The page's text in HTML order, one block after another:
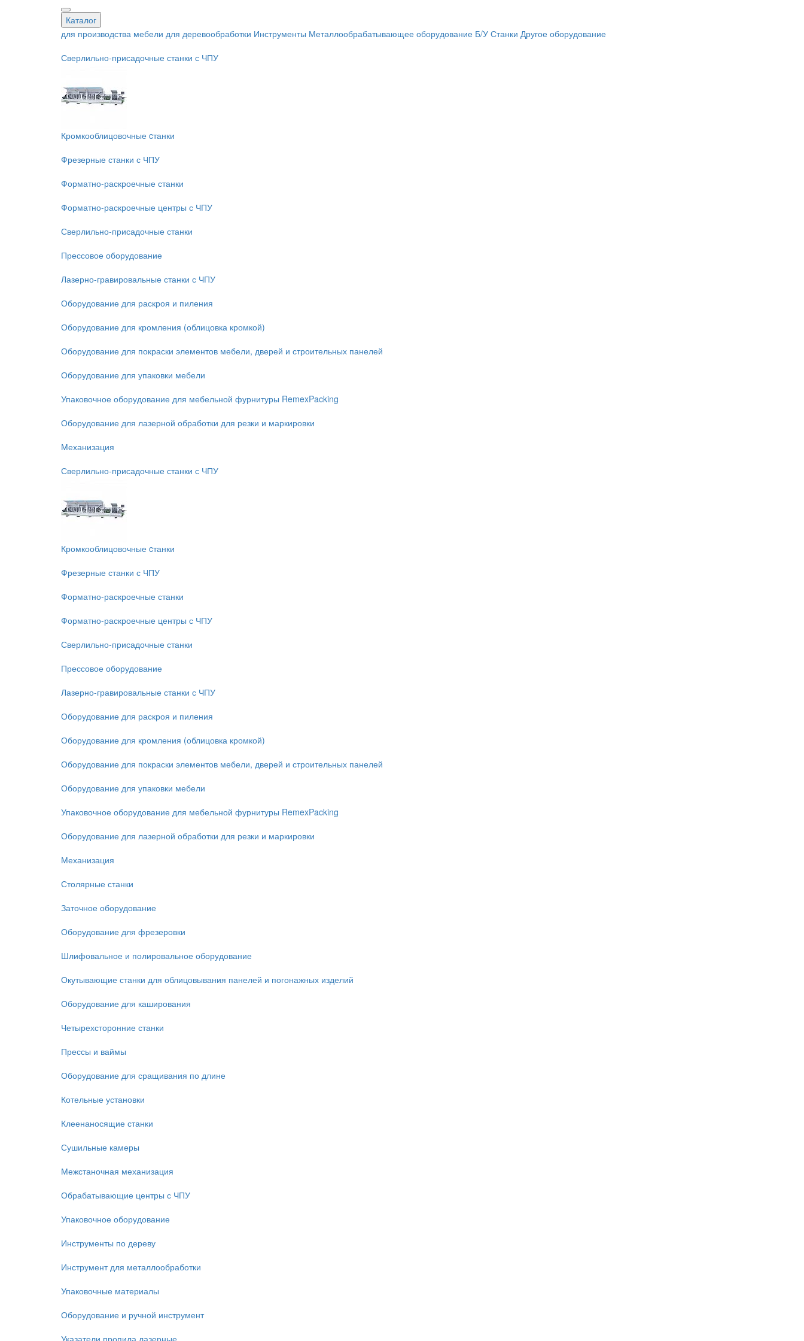
Каталог
для производства мебели для деревообработки Инструменты Металлообрабатывающее оборудование Б/У Станки Другое оборудование
Сверлильно-присадочные станки с ЧПУ
Кромкооблицовочные cтанки
Фрезерные станки с ЧПУ
Форматно-раскроечные станки
Форматно-раскроечные центры с ЧПУ
Сверлильно-присадочные станки
Прессовое оборудование
Лазерно-гравировальные станки с ЧПУ
Оборудование для раскроя и пиления
Оборудование для кромления (облицовка кромкой)
Оборудование для покраски элементов мебели, дверей и строительных панелей
Оборудование для упаковки мебели
Упаковочное оборудование для мебельной фурнитуры RemexPacking
Оборудование для лазерной обработки для резки и маркировки
Механизация
Сверлильно-присадочные станки с ЧПУ
Кромкооблицовочные cтанки
Фрезерные станки с ЧПУ
Форматно-раскроечные станки
Форматно-раскроечные центры с ЧПУ
Сверлильно-присадочные станки
Прессовое оборудование
Лазерно-гравировальные станки с ЧПУ
Оборудование для раскроя и пиления
Оборудование для кромления (облицовка кромкой)
Оборудование для покраски элементов мебели, дверей и строительных панелей
Оборудование для упаковки мебели
Упаковочное оборудование для мебельной фурнитуры RemexPacking
Оборудование для лазерной обработки для резки и маркировки
Механизация
Столярные станки
Заточное оборудование
Оборудование для фрезеровки
Шлифовальное и полировальное оборудование
Окутывающие станки для облицовывания панелей и погонажных изделий
Оборудование для каширования
Четырехсторонние станки
Прессы и ваймы
Оборудование для сращивания по длине
Котельные установки
Клеенаносящие станки
Сушильные камеры
Межстаночная механизация
Обрабатывающие центры с ЧПУ
Упаковочное оборудование
Инструменты по дереву
Инструмент для металлообработки
Упаковочные материалы
Оборудование и ручной инструмент
Указатели пропила лазерные